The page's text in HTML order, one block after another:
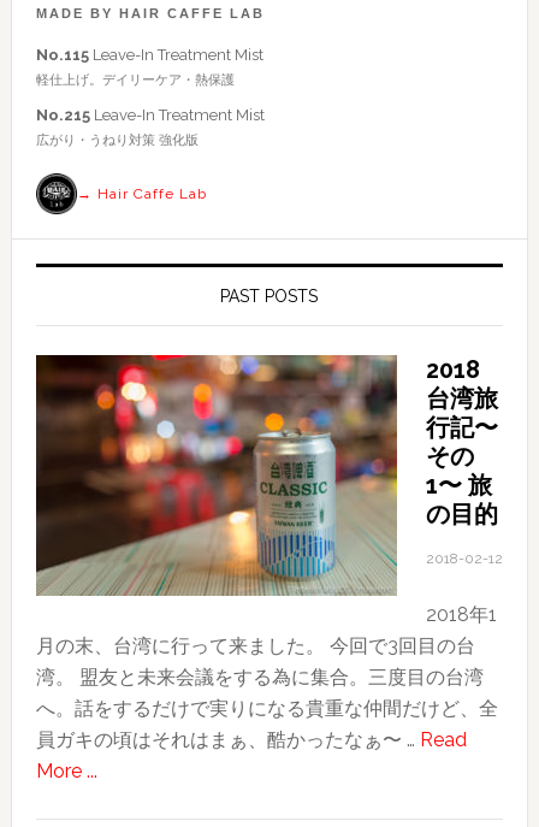
ト
検
す
MADE BY HAIR CAFFE LAB
No.115Leave-In Treatment Mist
軽仕上げ。デイリーケア・熱保護
No.215Leave-In Treatment Mist
広がり・うねり対策 強化版
→ Hair Caffe Lab
PAST POSTS
2018
台湾旅
行記〜
その
1〜 旅
の目的
2018-02-12
2018年1
月の末、台湾に行って来ました。 今回で3回目の台
湾。 盟友と未来会議をする為に集合。三度目の台湾
へ。話をするだけで実りになる貴重な仲間だけど、全
員ガキの頃はそれはまぁ、酷かったなぁ〜 … Read
More ...about